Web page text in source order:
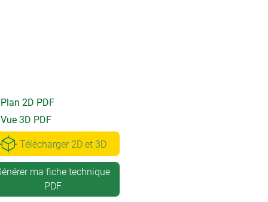
Plan 2D PDF
Vue 3D PDF
Télécharger 2D et 3D
ma fiche technique
PDF